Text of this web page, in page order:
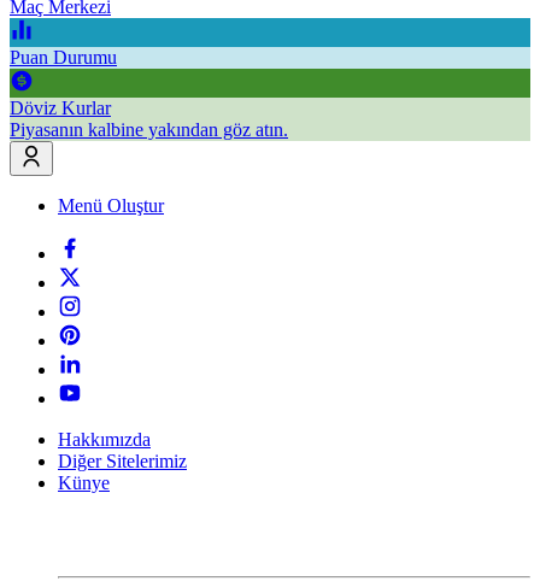
Maç Merkezi
Puan Durumu
Döviz Kurlar
Piyasanın kalbine yakından göz atın.
Menü Oluştur
Hakkımızda
Diğer Sitelerimiz
Künye